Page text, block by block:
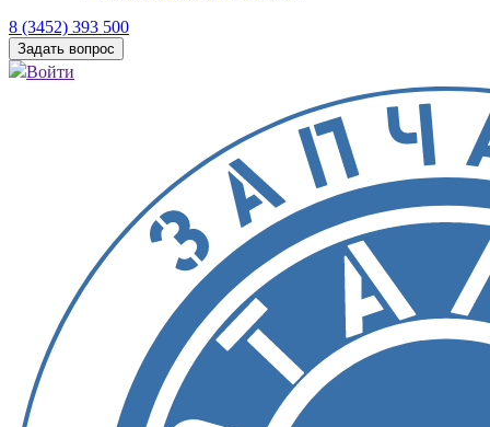
8 (3452) 393 500
Задать вопрос
Войти